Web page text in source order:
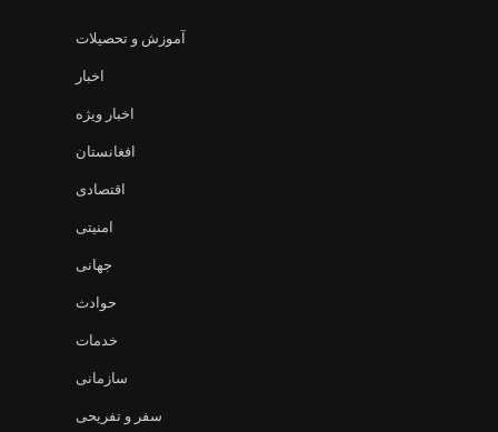
آموزش و تحصیلات
اخبار
اخبار ویژه
افغانستان
اقتصادی
امنیتی
جهانی
حوادث
خدمات
سازمانی
سفر و تفریحی